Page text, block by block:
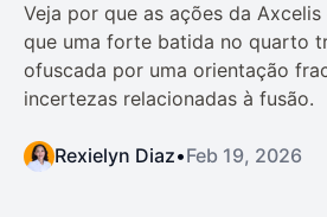
Veja por que as ações da Axcelis
que uma forte batida no quarto
ofuscada por uma orientação
incertezas relacionadas à fusão.
Rexielyn Diaz•Feb 19, 2026